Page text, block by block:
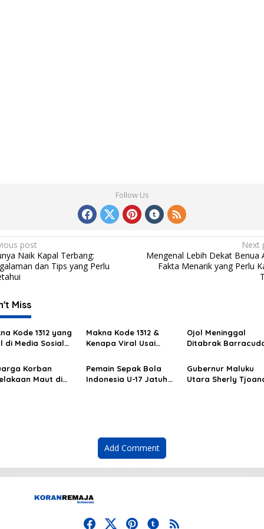
Follow Us
post
Naik Kapal Terbang:
dan Tips yang Perlu
Next
Mengenal Lebih Dekat Benua
Fakta Menarik yang Perlu
Miss
Kode 1312 yang
di Media Sosial
Makna Kode 1312 &
Kenapa Viral Usai
Ojol Meninggal
Ditabrak
Kami Sangat
Korban
Maut di
Pemain Sepak Bola
Indonesia U-17 Jatuh
Gubernur Maluku
Utara Sherly
Add Comment